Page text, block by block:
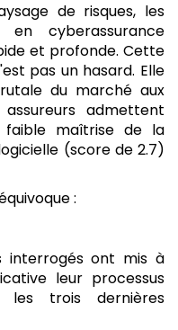
de risques, les
en cyberassurance
et profonde. Cette
pas un hasard. Elle
du marché aux
admettent
faible maîtrise de la
(score de 2.7)
:
interrogés ont mis à
leur processus
les trois dernières